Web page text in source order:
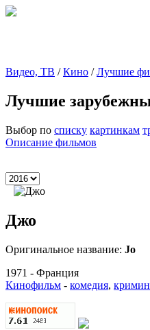
Видео, ТВ /Кино /Лучшие
Лучшие
Выбор по списку картинкам
Описание фильмов
Джо
Оригинальное название: Jo
1971 - Франция
Кинофильм - комедия,